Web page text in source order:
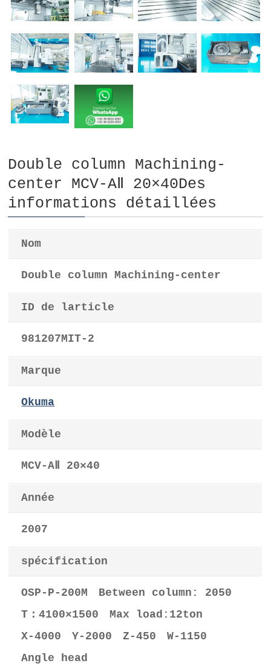
Double column Machining-
center MCV-AⅡ 20×40Des
informations détaillées
Nom
Double column Machining-center
ID de larticle
981207MIT-2
Marque
Okuma
Modèle
MCV-AⅡ 20×40
Année
2007
spécification
OSP-P-200M Between column: 2050
T：4100×1500 Max load:12ton
X-4000 Y-2000 Z-450 W-1150
Angle head